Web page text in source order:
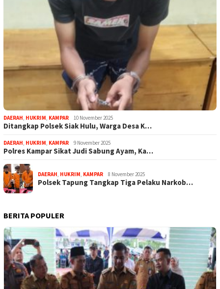
DAERAH, HUKRIM, KAMPAR 10 November 2025
Ditangkap Polsek Siak Hulu, Warga Desa K…
DAERAH, HUKRIM, KAMPAR 9 November 2025
Polres Kampar Sikat Judi Sabung Ayam, Ka…
DAERAH, HUKRIM, KAMPAR 8 November 2025
Polsek Tapung Tangkap Tiga Pelaku Narkob…
BERITA POPULER